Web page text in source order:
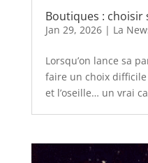
Boutiques : choisir
Jan 29, 2026| La
Lorsqu’on lance sa
faire un choix difficile
et l’oseille… un vrai